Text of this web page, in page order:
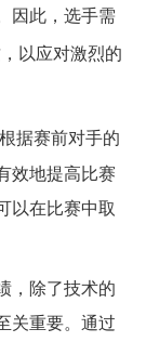
因此，选手需
以应对激烈的
据赛前对手的
效地提高比赛
以在比赛中取
，除了技术的
关重要。通过